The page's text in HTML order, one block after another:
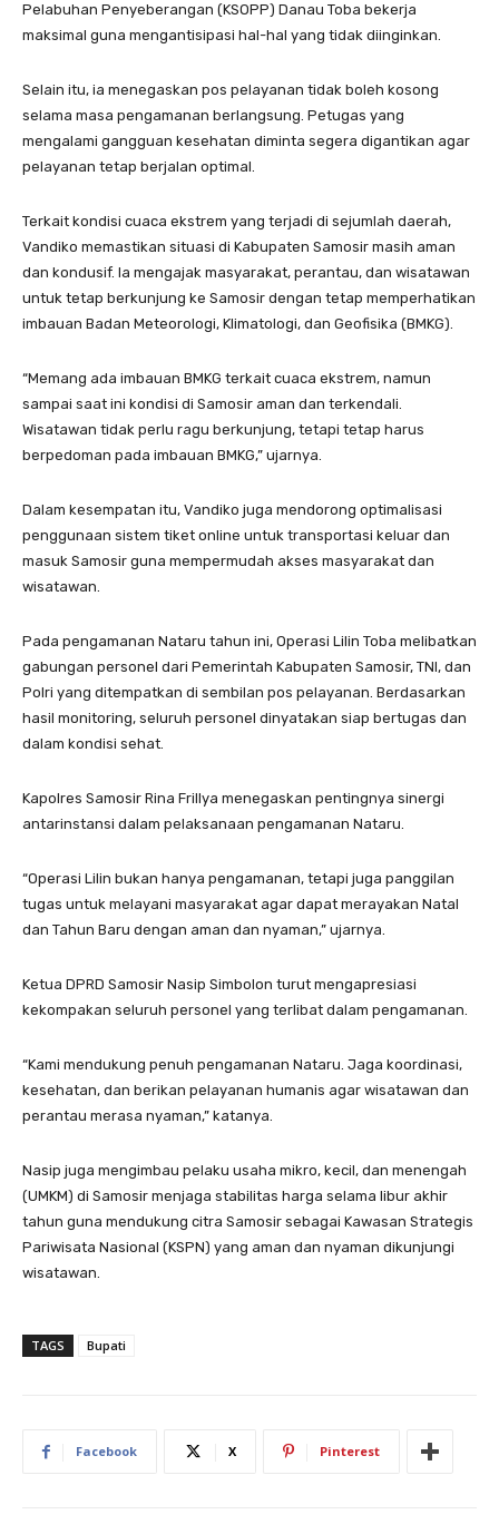
Pelabuhan Penyeberangan (KSOPP) Danau Toba bekerja
maksimal guna mengantisipasi hal-hal yang tidak diinginkan.
Selain itu, ia menegaskan pos pelayanan tidak boleh kosong
selama masa pengamanan berlangsung. Petugas yang
mengalami gangguan kesehatan diminta segera digantikan agar
pelayanan tetap berjalan optimal.
Terkait kondisi cuaca ekstrem yang terjadi di sejumlah daerah,
Vandiko memastikan situasi di Kabupaten Samosir masih aman
dan kondusif. Ia mengajak masyarakat, perantau, dan wisatawan
untuk tetap berkunjung ke Samosir dengan tetap memperhatikan
imbauan Badan Meteorologi, Klimatologi, dan Geofisika (BMKG).
“Memang ada imbauan BMKG terkait cuaca ekstrem, namun
sampai saat ini kondisi di Samosir aman dan terkendali.
Wisatawan tidak perlu ragu berkunjung, tetapi tetap harus
berpedoman pada imbauan BMKG,” ujarnya.
Dalam kesempatan itu, Vandiko juga mendorong optimalisasi
penggunaan sistem tiket online untuk transportasi keluar dan
masuk Samosir guna mempermudah akses masyarakat dan
wisatawan.
Pada pengamanan Nataru tahun ini, Operasi Lilin Toba melibatkan
gabungan personel dari Pemerintah Kabupaten Samosir, TNI, dan
Polri yang ditempatkan di sembilan pos pelayanan. Berdasarkan
hasil monitoring, seluruh personel dinyatakan siap bertugas dan
dalam kondisi sehat.
Kapolres Samosir Rina Frillya menegaskan pentingnya sinergi
antarinstansi dalam pelaksanaan pengamanan Nataru.
“Operasi Lilin bukan hanya pengamanan, tetapi juga panggilan
tugas untuk melayani masyarakat agar dapat merayakan Natal
dan Tahun Baru dengan aman dan nyaman,” ujarnya.
Ketua DPRD Samosir Nasip Simbolon turut mengapresiasi
kekompakan seluruh personel yang terlibat dalam pengamanan.
“Kami mendukung penuh pengamanan Nataru. Jaga koordinasi,
kesehatan, dan berikan pelayanan humanis agar wisatawan dan
perantau merasa nyaman,” katanya.
Nasip juga mengimbau pelaku usaha mikro, kecil, dan menengah
(UMKM) di Samosir menjaga stabilitas harga selama libur akhir
tahun guna mendukung citra Samosir sebagai Kawasan Strategis
Pariwisata Nasional (KSPN) yang aman dan nyaman dikunjungi
wisatawan.
TAGS Bupati
Facebook X Pinterest